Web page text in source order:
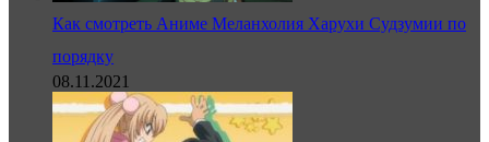
Как смотреть Аниме Меланхолия Харухи Судзумии по
порядку
08.11.2021